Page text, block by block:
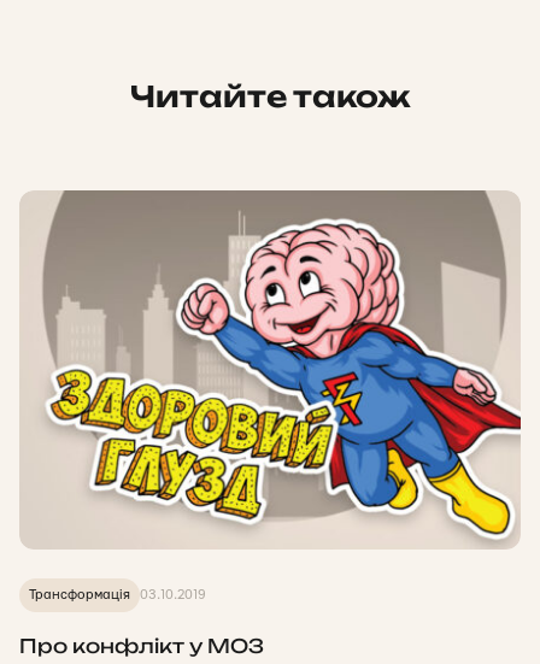
Читайте також
Трансформація 03.10.2019
Про конфлікт у МОЗ